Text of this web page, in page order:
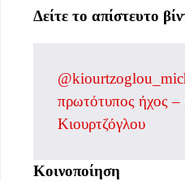
Δείτε το απίστευτο
πρωτότυπος ήχος –
Κιουρτζόγλου
Κοινοποίηση